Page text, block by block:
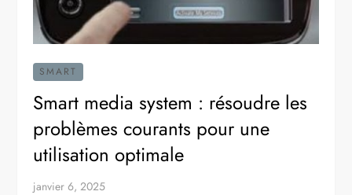
SMART
Smart media system : résoudre les
problèmes courants pour une
utilisation optimale
janvier 6, 2025